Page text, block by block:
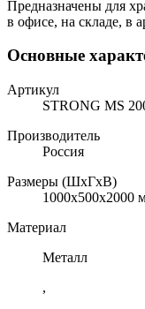
Предназначены для
в офисе, на складе, в
Основные
Артикул
STRONG MS
Производитель
Россия
Размеры (ШхГхВ)
1000x500x2000
Материал
Металл
,